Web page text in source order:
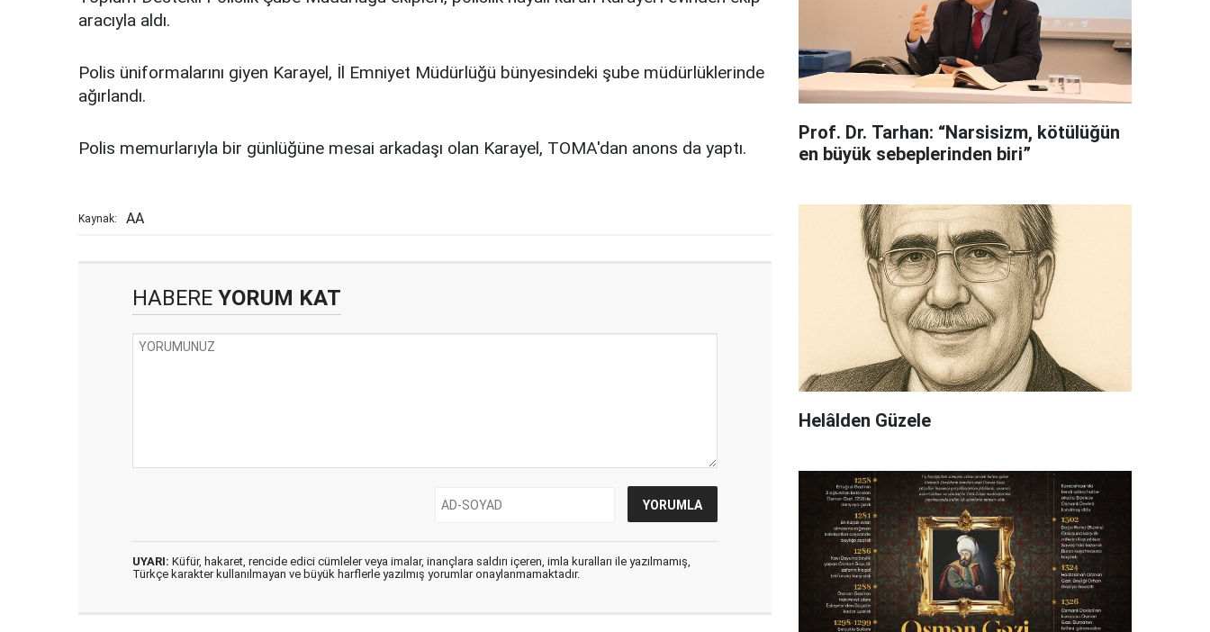
aracıyla aldı.
Polis üniformalarını giyen Karayel, İl Emniyet Müdürlüğü bünyesindeki şube müdürlüklerinde
ağırlandı.
Polis memurlarıyla bir günlüğüne mesai arkadaşı olan Karayel, TOMA'dan anons da yaptı.
Kaynak: AA
HABERE YORUM KAT
UYARI: Küfür, hakaret, rencide edici cümleler veya imalar, inançlara saldırı içeren, imla kuralları ile yazılmamış,
Türkçe karakter kullanılmayan ve büyük harflerle yazılmış yorumlar onaylanmamaktadır.
Prof. Dr. Tarhan: “Narsisizm, kötülüğün
en büyük sebeplerinden biri”
Helâlden Güzele